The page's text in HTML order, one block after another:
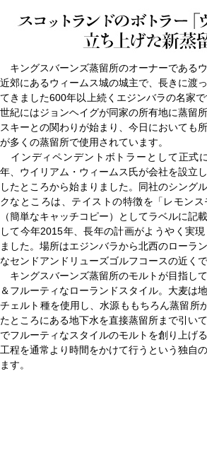
キングスバーンズ蒸留所のオーナーである
近郊にあるウィームス城の城主で、長きに渡
てきました600年以上続くエジンバラの名家
世紀にはジョンヘイグが同家の所有地に蒸留
スキーとの関わりが始まり、今日においても
が多くの蒸留所で使用されています。
インディペンデントボトラーとして正式
年、ウイリアム・ウィームス氏が会社を設立
したところから始まりました。同社のシング
クなところは、テイストの特徴を「レモン
（簡単なキャッチコピー）としてラベルに記
して今年2015年、長年の計画がようやく実
ました。場所はエジンバラから北西のローラ
なセンドアンドリューズゴルフコースの近くで
キングスバーンズ蒸留所のモルトが目指し
＆フルーティなローランドスタイル。大麦は
チェルト種を使用し、水源ももちろん蒸留所
たところにある地下水を直接蒸留所まで引い
でフルーティなスタイルのモルトを創り上げ
工程を通常より時間をかけて行うという独自
ます。